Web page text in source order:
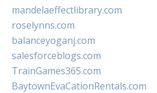
mandelaeffectlibrary.com
roselynns.com
balanceyoganj.com
salesforceblogs.com
TrainGames365.com
BaytownEvaCationRentals.com